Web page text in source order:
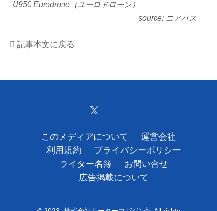
運営会社
ライター名簿
お問い合せ
U950 Eurodrone（ユーロドローン）
エアバス
記事本文に戻る
このメディアについて
運営会社
利用規約
プライバシーポリシー
ライター名簿
お問い合せ
広告掲載について